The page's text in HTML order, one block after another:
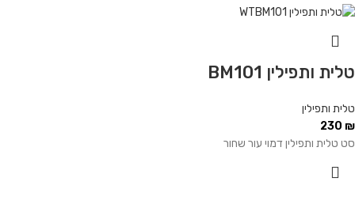
טלית ותפילין BM101
טלית ותפילין
230 ₪
סט טלית ותפילין דמוי עור שחור